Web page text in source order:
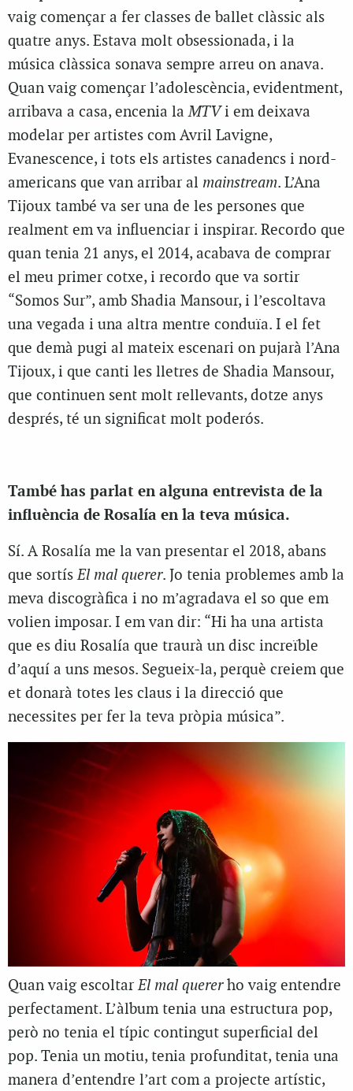
vaig començar a fer classes de ballet clàssic als
quatre anys. Estava molt obsessionada, i la
música clàssica sonava sempre arreu on anava.
Quan vaig començar l’adolescència, evidentment,
arribava a casa, encenia laMTVi em deixava
modelar per artistes com Avril Lavigne,
Evanescence, i tots els artistes canadencs i nord-
americans que van arribar al mainstream. L’Ana
Tijoux també va ser una de les persones que
realment em va influenciar i inspirar. Recordo que
quan tenia 21 anys, el 2014, acabava de comprar
el meu primer cotxe, i recordo que va sortir
“Somos Sur”, amb Shadia Mansour, i l’escoltava
una vegada i una altra mentre conduïa. I el fet
que demà pugi al mateix escenari on pujarà l’Ana
Tijoux, i que canti les lletres de Shadia Mansour,
que continuen sent molt rellevants, dotze anys
després, té un significat molt poderós.
També has parlat en alguna entrevista de la
influència de Rosalía en la teva música.
Sí. A Rosalía me la van presentar el 2018, abans
que sortísEl mal querer. Jo tenia problemes amb la
meva discogràfica i no m’agradava el so que em
volien imposar. I em van dir: “Hi ha una artista
que es diu Rosalía que traurà un disc increïble
d’aquí a uns mesos. Segueix-la, perquè creiem que
et donarà totes les claus i la direcció que
necessites per fer la teva pròpia música”.
Quan vaig escoltarEl mal quererho vaig entendre
perfectament. L’àlbum tenia una estructura pop,
però no tenia el típic contingut superficial del
pop. Tenia un motiu, tenia profunditat, tenia una
manera d’entendre l’art com a projecte artístic,